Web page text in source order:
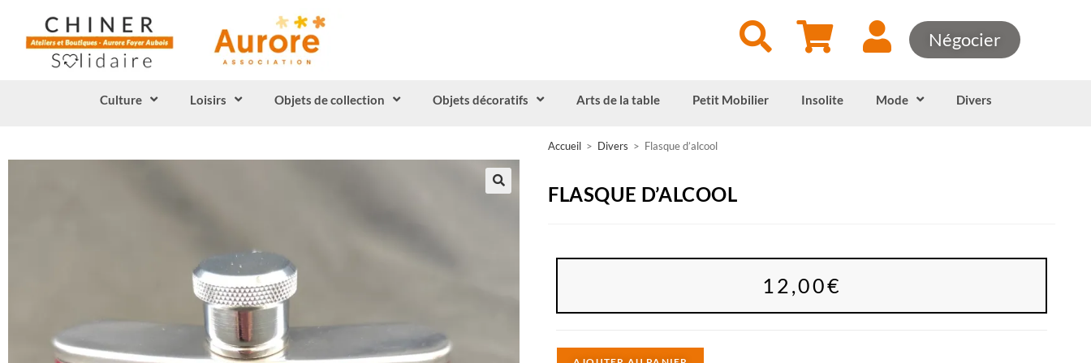
Négocier
Culture Loisirs Objets de collection Objets décoratifs Arts de la table Petit Mobilier Insolite Mode Divers
Accueil > Divers > Flasque d’alcool
FLASQUE D’ALCOOL
12,00€